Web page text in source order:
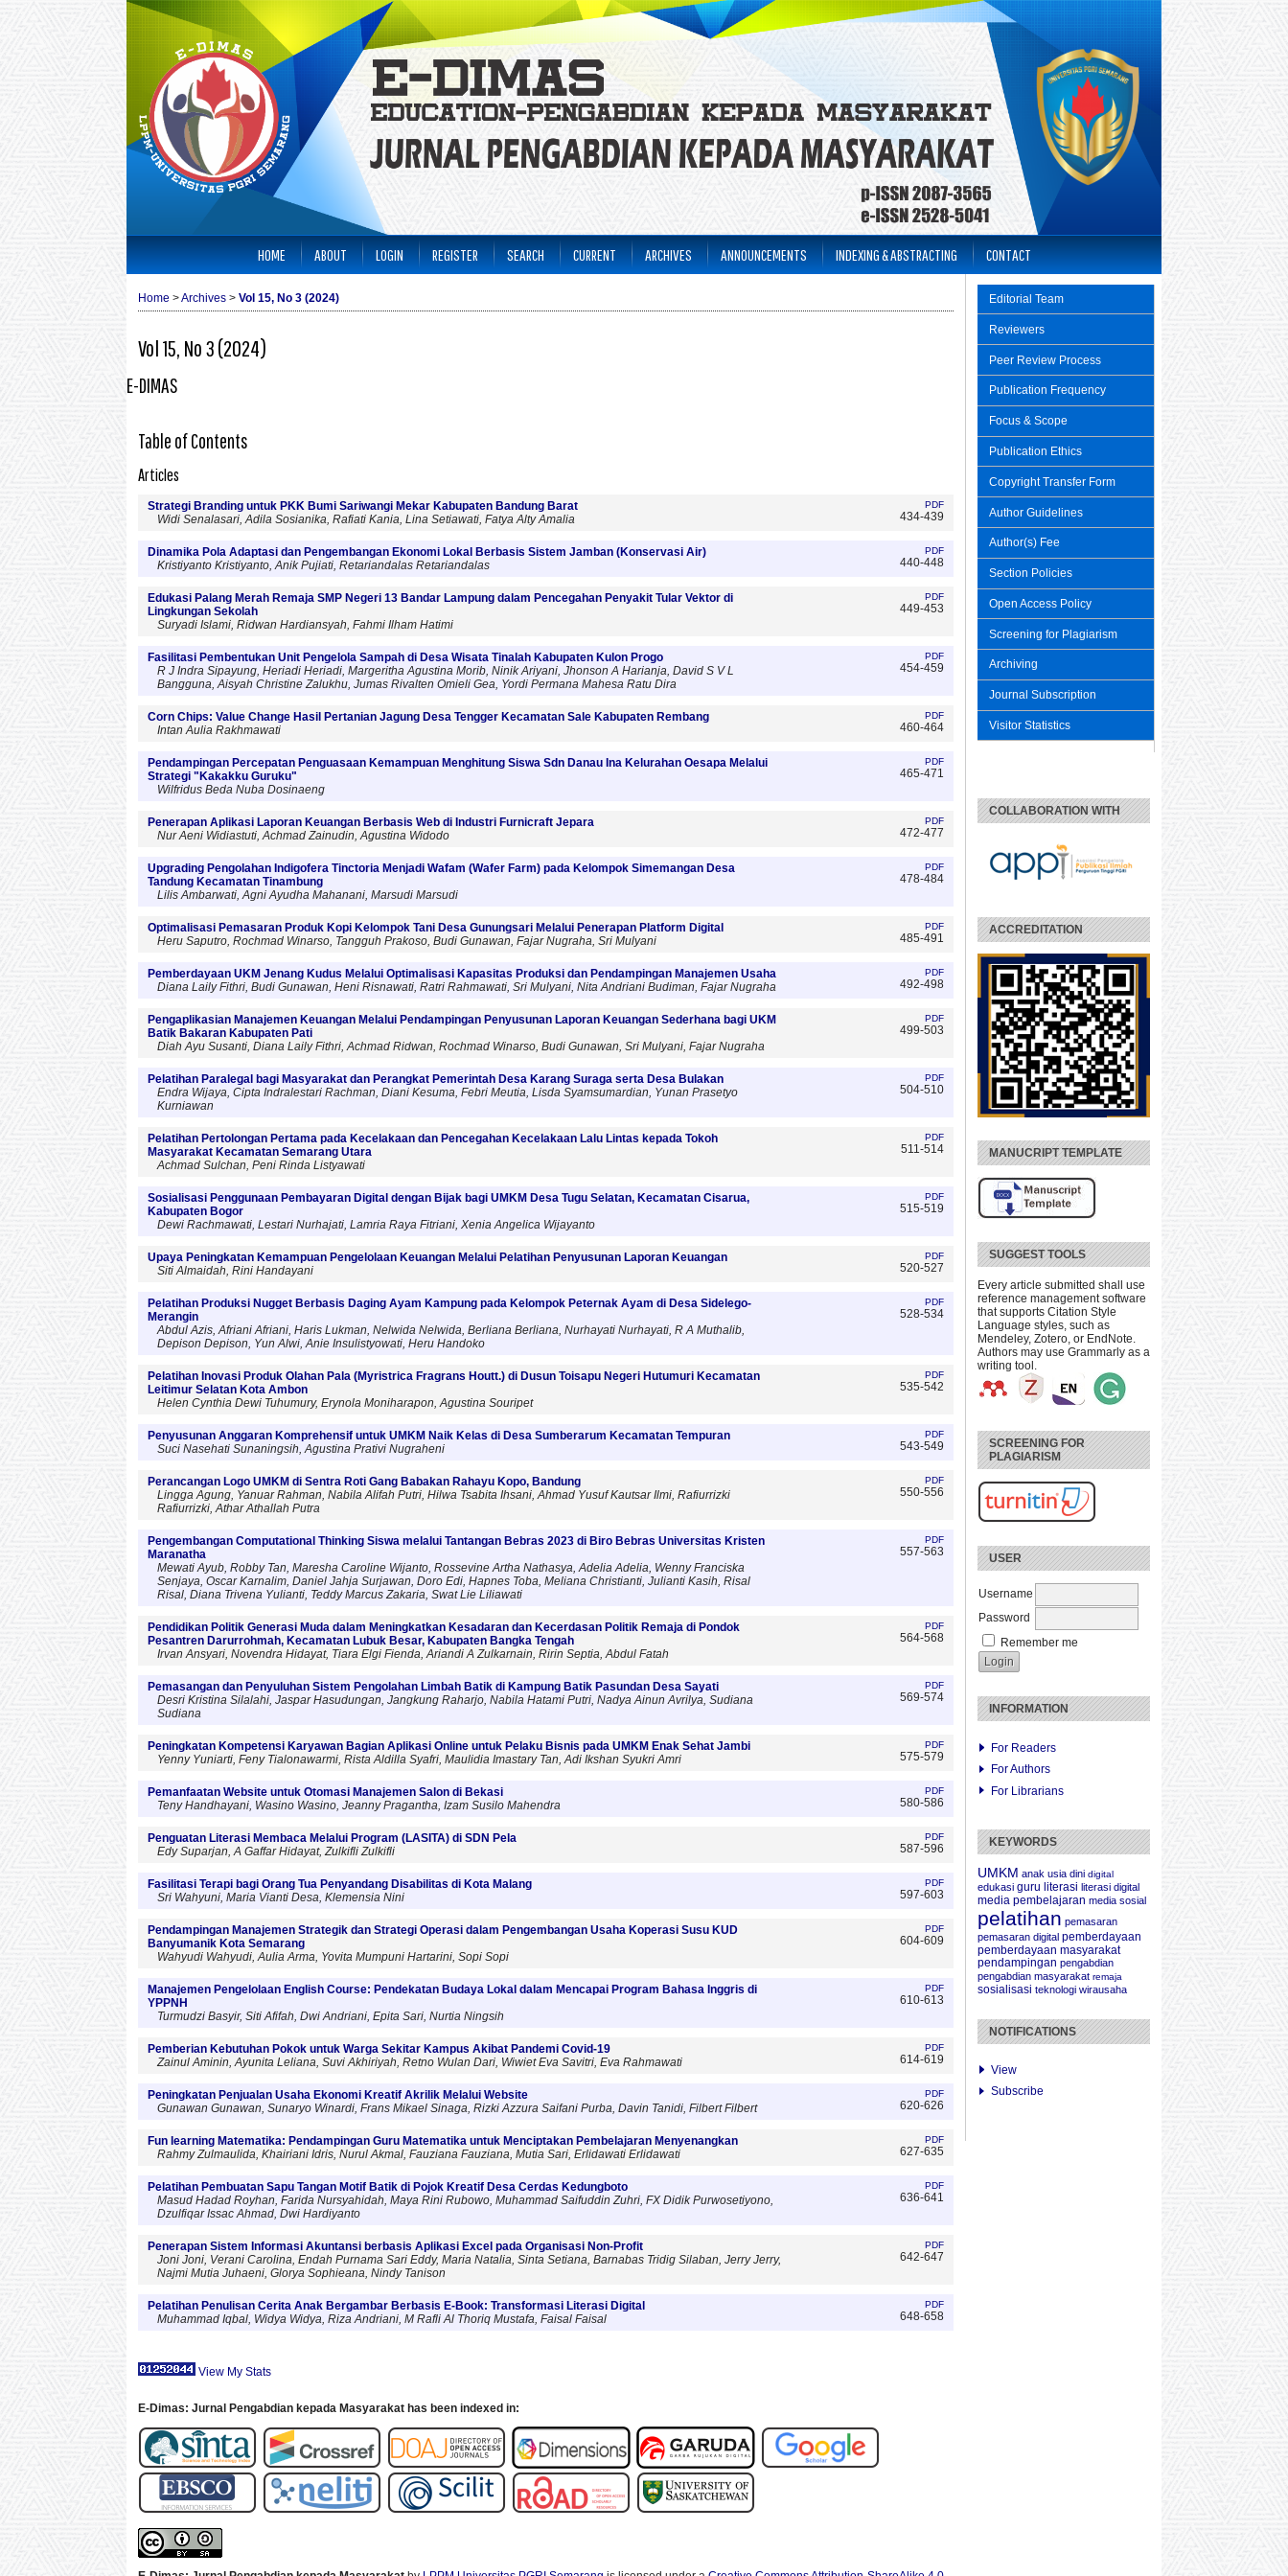
Editorial Team
Reviewers
Peer Review Process
Publication Frequency
Focus & Scope
Publication Ethics
Copyright Transfer Form
Author Guidelines
Author(s) Fee
Section Policies
Open Access Policy
Screening for Plagiarism
Archiving
Journal Subscription
Visitor Statistics
COLLABORATION WITH
ACCREDITATION
MANUCRIPT TEMPLATE
SUGGEST TOOLS
Every article submitted shall use
reference management software
that supports Citation Style
Language styles, such as
Mendeley, Zotero, or EndNote.
Authors may use Grammarly as a
writing tool.
SCREENING FOR
PLAGIARISM
USER
Username
Password
Remember me
INFORMATION
For Readers
For Authors
For Librarians
KEYWORDS
UMKM anak usia dini digital
edukasi guru literasi literasi digital
media pembelajaran media sosial
pelatihan pemasaran
pemasaran digital pemberdayaan
pemberdayaan masyarakat
pendampingan pengabdian
pengabdian masyarakat remaja
sosialisasi teknologi wirausaha
NOTIFICATIONS
View
Subscribe
HOME ABOUT LOGIN REGISTER SEARCH CURRENT ARCHIVES ANNOUNCEMENTS INDEXING & ABSTRACTING CONTACT
Home >Archives > Vol 15, No 3 (2024)
Vol 15, No 3 (2024)
E-DIMAS
Table of Contents
Articles
Strategi Branding untuk PKK Bumi Sariwangi Mekar Kabupaten Bandung Barat
Widi Senalasari, Adila Sosianika, Rafiati Kania, Lina Setiawati, Fatya Alty Amalia
PDF
434-439
Dinamika Pola Adaptasi dan Pengembangan Ekonomi Lokal Berbasis Sistem Jamban (Konservasi Air)
Kristiyanto Kristiyanto, Anik Pujiati, Retariandalas Retariandalas
PDF
440-448
Edukasi Palang Merah Remaja SMP Negeri 13 Bandar Lampung dalam Pencegahan Penyakit Tular Vektor di
Lingkungan Sekolah
Suryadi Islami, Ridwan Hardiansyah, Fahmi Ilham Hatimi
PDF
449-453
Fasilitasi Pembentukan Unit Pengelola Sampah di Desa Wisata Tinalah Kabupaten Kulon Progo
R J Indra Sipayung, Heriadi Heriadi, Margeritha Agustina Morib, Ninik Ariyani, Jhonson A Harianja, David S V L
Bangguna, Aisyah Christine Zalukhu, Jumas Rivalten Omieli Gea, Yordi Permana Mahesa Ratu Dira
PDF
454-459
Corn Chips: Value Change Hasil Pertanian Jagung Desa Tengger Kecamatan Sale Kabupaten Rembang
Intan Aulia Rakhmawati
PDF
460-464
Pendampingan Percepatan Penguasaan Kemampuan Menghitung Siswa Sdn Danau Ina Kelurahan Oesapa Melalui
Strategi "Kakakku Guruku"
Wilfridus Beda Nuba Dosinaeng
PDF
465-471
Penerapan Aplikasi Laporan Keuangan Berbasis Web di Industri Furnicraft Jepara
Nur Aeni Widiastuti, Achmad Zainudin, Agustina Widodo
PDF
472-477
Upgrading Pengolahan Indigofera Tinctoria Menjadi Wafam (Wafer Farm) pada Kelompok Simemangan Desa
Tandung Kecamatan Tinambung
Lilis Ambarwati, Agni Ayudha Mahanani, Marsudi Marsudi
PDF
478-484
Optimalisasi Pemasaran Produk Kopi Kelompok Tani Desa Gunungsari Melalui Penerapan Platform Digital
Heru Saputro, Rochmad Winarso, Tangguh Prakoso, Budi Gunawan, Fajar Nugraha, Sri Mulyani
PDF
485-491
Pemberdayaan UKM Jenang Kudus Melalui Optimalisasi Kapasitas Produksi dan Pendampingan Manajemen Usaha
Diana Laily Fithri, Budi Gunawan, Heni Risnawati, Ratri Rahmawati, Sri Mulyani, Nita Andriani Budiman, Fajar Nugraha
PDF
492-498
Pengaplikasian Manajemen Keuangan Melalui Pendampingan Penyusunan Laporan Keuangan Sederhana bagi UKM
Batik Bakaran Kabupaten Pati
Diah Ayu Susanti, Diana Laily Fithri, Achmad Ridwan, Rochmad Winarso, Budi Gunawan, Sri Mulyani, Fajar Nugraha
PDF
499-503
Pelatihan Paralegal bagi Masyarakat dan Perangkat Pemerintah Desa Karang Suraga serta Desa Bulakan
Endra Wijaya, Cipta Indralestari Rachman, Diani Kesuma, Febri Meutia, Lisda Syamsumardian, Yunan Prasetyo
Kurniawan
PDF
504-510
Pelatihan Pertolongan Pertama pada Kecelakaan dan Pencegahan Kecelakaan Lalu Lintas kepada Tokoh
Masyarakat Kecamatan Semarang Utara
Achmad Sulchan, Peni Rinda Listyawati
PDF
511-514
Sosialisasi Penggunaan Pembayaran Digital dengan Bijak bagi UMKM Desa Tugu Selatan, Kecamatan Cisarua,
Kabupaten Bogor
Dewi Rachmawati, Lestari Nurhajati, Lamria Raya Fitriani, Xenia Angelica Wijayanto
PDF
515-519
Upaya Peningkatan Kemampuan Pengelolaan Keuangan Melalui Pelatihan Penyusunan Laporan Keuangan
Siti Almaidah, Rini Handayani
PDF
520-527
Pelatihan Produksi Nugget Berbasis Daging Ayam Kampung pada Kelompok Peternak Ayam di Desa Sidelego-
Merangin
Abdul Azis, Afriani Afriani, Haris Lukman, Nelwida Nelwida, Berliana Berliana, Nurhayati Nurhayati, R A Muthalib,
Depison Depison, Yun Alwi, Anie Insulistyowati, Heru Handoko
PDF
528-534
Pelatihan Inovasi Produk Olahan Pala (Myristrica Fragrans Houtt.) di Dusun Toisapu Negeri Hutumuri Kecamatan
Leitimur Selatan Kota Ambon
Helen Cynthia Dewi Tuhumury, Erynola Moniharapon, Agustina Souripet
PDF
535-542
Penyusunan Anggaran Komprehensif untuk UMKM Naik Kelas di Desa Sumberarum Kecamatan Tempuran
Suci Nasehati Sunaningsih, Agustina Prativi Nugraheni
PDF
543-549
Perancangan Logo UMKM di Sentra Roti Gang Babakan Rahayu Kopo, Bandung
Lingga Agung, Yanuar Rahman, Nabila Alifah Putri, Hilwa Tsabita Ihsani, Ahmad Yusuf Kautsar Ilmi, Rafiurrizki
Rafiurrizki, Athar Athallah Putra
PDF
550-556
Pengembangan Computational Thinking Siswa melalui Tantangan Bebras 2023 di Biro Bebras Universitas Kristen
Maranatha
Mewati Ayub, Robby Tan, Maresha Caroline Wijanto, Rossevine Artha Nathasya, Adelia Adelia, Wenny Franciska
Senjaya, Oscar Karnalim, Daniel Jahja Surjawan, Doro Edi, Hapnes Toba, Meliana Christianti, Julianti Kasih, Risal
Risal, Diana Trivena Yulianti, Teddy Marcus Zakaria, Swat Lie Liliawati
PDF
557-563
Pendidikan Politik Generasi Muda dalam Meningkatkan Kesadaran dan Kecerdasan Politik Remaja di Pondok
Pesantren Darurrohmah, Kecamatan Lubuk Besar, Kabupaten Bangka Tengah
Irvan Ansyari, Novendra Hidayat, Tiara Elgi Fienda, Ariandi A Zulkarnain, Ririn Septia, Abdul Fatah
PDF
564-568
Pemasangan dan Penyuluhan Sistem Pengolahan Limbah Batik di Kampung Batik Pasundan Desa Sayati
Desri Kristina Silalahi, Jaspar Hasudungan, Jangkung Raharjo, Nabila Hatami Putri, Nadya Ainun Avrilya, Sudiana
Sudiana
PDF
569-574
Peningkatan Kompetensi Karyawan Bagian Aplikasi Online untuk Pelaku Bisnis pada UMKM Enak Sehat Jambi
Yenny Yuniarti, Feny Tialonawarmi, Rista Aldilla Syafri, Maulidia Imastary Tan, Adi Ikshan Syukri Amri
PDF
575-579
Pemanfaatan Website untuk Otomasi Manajemen Salon di Bekasi
Teny Handhayani, Wasino Wasino, Jeanny Pragantha, Izam Susilo Mahendra
PDF
580-586
Penguatan Literasi Membaca Melalui Program (LASITA) di SDN Pela
Edy Suparjan, A Gaffar Hidayat, Zulkifli Zulkifli
PDF
587-596
Fasilitasi Terapi bagi Orang Tua Penyandang Disabilitas di Kota Malang
Sri Wahyuni, Maria Vianti Desa, Klemensia Nini
PDF
597-603
Pendampingan Manajemen Strategik dan Strategi Operasi dalam Pengembangan Usaha Koperasi Susu KUD
Banyumanik Kota Semarang
Wahyudi Wahyudi, Aulia Arma, Yovita Mumpuni Hartarini, Sopi Sopi
PDF
604-609
Manajemen Pengelolaan English Course: Pendekatan Budaya Lokal dalam Mencapai Program Bahasa Inggris di
YPPNH
Turmudzi Basyir, Siti Afifah, Dwi Andriani, Epita Sari, Nurtia Ningsih
PDF
610-613
Pemberian Kebutuhan Pokok untuk Warga Sekitar Kampus Akibat Pandemi Covid-19
Zainul Aminin, Ayunita Leliana, Suvi Akhiriyah, Retno Wulan Dari, Wiwiet Eva Savitri, Eva Rahmawati
PDF
614-619
Peningkatan Penjualan Usaha Ekonomi Kreatif Akrilik Melalui Website
Gunawan Gunawan, Sunaryo Winardi, Frans Mikael Sinaga, Rizki Azzura Saifani Purba, Davin Tanidi, Filbert Filbert
PDF
620-626
Fun learning Matematika: Pendampingan Guru Matematika untuk Menciptakan Pembelajaran Menyenangkan
Rahmy Zulmaulida, Khairiani Idris, Nurul Akmal, Fauziana Fauziana, Mutia Sari, Erlidawati Erlidawati
PDF
627-635
Pelatihan Pembuatan Sapu Tangan Motif Batik di Pojok Kreatif Desa Cerdas Kedungboto
Masud Hadad Royhan, Farida Nursyahidah, Maya Rini Rubowo, Muhammad Saifuddin Zuhri, FX Didik Purwosetiyono,
Dzulfiqar Issac Ahmad, Dwi Hardiyanto
PDF
636-641
Penerapan Sistem Informasi Akuntansi berbasis Aplikasi Excel pada Organisasi Non-Profit
Joni Joni, Verani Carolina, Endah Purnama Sari Eddy, Maria Natalia, Sinta Setiana, Barnabas Tridig Silaban, Jerry Jerry,
Najmi Mutia Juhaeni, Glorya Sophieana, Nindy Tanison
PDF
642-647
Pelatihan Penulisan Cerita Anak Bergambar Berbasis E-Book: Transformasi Literasi Digital
Muhammad Iqbal, Widya Widya, Riza Andriani, M Rafli Al Thoriq Mustafa, Faisal Faisal
PDF
648-658
View My Stats
E-Dimas: Jurnal Pengabdian kepada Masyarakat has been indexed in: